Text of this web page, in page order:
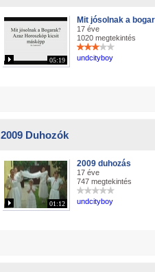
05:19
Mit jósolnak a
17 éve
1020 megtekintés
undcityboy
2009 Duhozók
01:12
2009 duhozás
17 éve
747 megtekintés
undcityboy